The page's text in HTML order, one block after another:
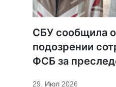
СБУ сообщила о
подозрении
ФСБ за
29. Июл 2026